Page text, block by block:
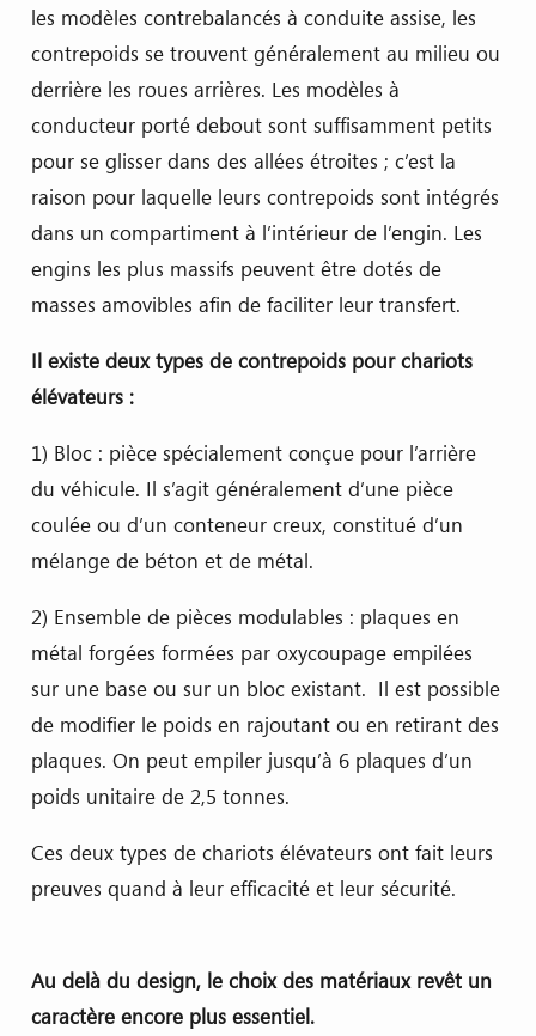
les modèles contrebalancés à conduite assise, les
contrepoids se trouvent généralement au milieu ou
derrière les roues arrières. Les modèles à
conducteur porté debout sont suffisamment petits
pour se glisser dans des allées étroites ; c’est la
raison pour laquelle leurs contrepoids sont intégrés
dans un compartiment à l’intérieur de l’engin. Les
engins les plus massifs peuvent être dotés de
masses amovibles afin de faciliter leur transfert.
Il existe deux types de contrepoids pour chariots
élévateurs :
1) Bloc : pièce spécialement conçue pour l’arrière
du véhicule. Il s’agit généralement d’une pièce
coulée ou d’un conteneur creux, constitué d’un
mélange de béton et de métal.
2) Ensemble de pièces modulables : plaques en
métal forgées formées par oxycoupage empilées
sur une base ou sur un bloc existant. Il est possible
de modifier le poids en rajoutant ou en retirant des
plaques. On peut empiler jusqu’à 6 plaques d’un
poids unitaire de 2,5 tonnes.
Ces deux types de chariots élévateurs ont fait leurs
preuves quand à leur efficacité et leur sécurité.
Au delà du design, le choix des matériaux revêt un
caractère encore plus essentiel.